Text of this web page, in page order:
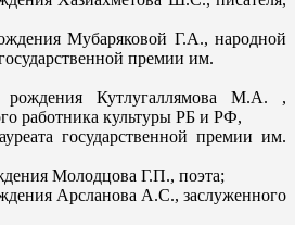
Мубаряковой Г.А., народной
государственной премии им.
Кутлугаллямова М.А. ,
работника культуры РБ и РФ,
премии им.
Молодцова Г.П., поэта;
Арсланова А.С., заслуженного